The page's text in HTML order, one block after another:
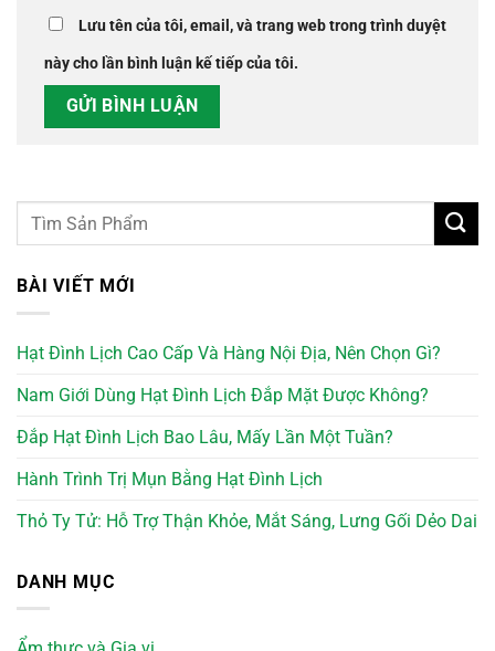
Lưu tên của tôi, email, và trang web trong trình duyệt
này cho lần bình luận kế tiếp của tôi.
BÀI VIẾT MỚI
Hạt Đình Lịch Cao Cấp Và Hàng Nội Địa, Nên Chọn Gì?
Nam Giới Dùng Hạt Đình Lịch Đắp Mặt Được Không?
Đắp Hạt Đình Lịch Bao Lâu, Mấy Lần Một Tuần?
Hành Trình Trị Mụn Bằng Hạt Đình Lịch
Thỏ Ty Tử: Hỗ Trợ Thận Khỏe, Mắt Sáng, Lưng Gối Dẻo Dai
DANH MỤC